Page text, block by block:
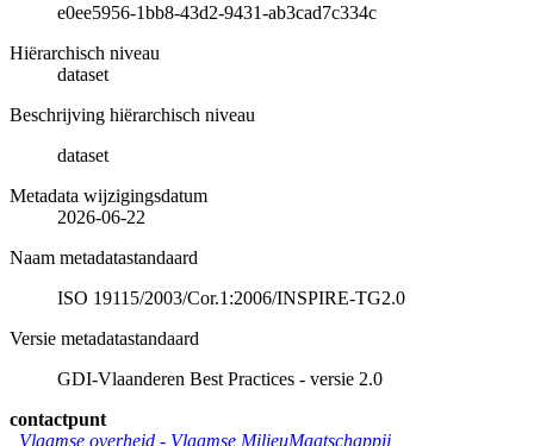
e0ee5956-1bb8-43d2-9431-ab3cad7c334c
Hiërarchisch niveau
dataset
Beschrijving hiërarchisch niveau
dataset
Metadata wijzigingsdatum
2026-06-22
Naam metadatastandaard
ISO 19115/2003/Cor.1:2006/INSPIRE-TG2.0
Versie metadatastandaard
GDI-Vlaanderen Best Practices - versie 2.0
contactpunt
Vlaamse overheid - Vlaamse MilieuMaatschappij